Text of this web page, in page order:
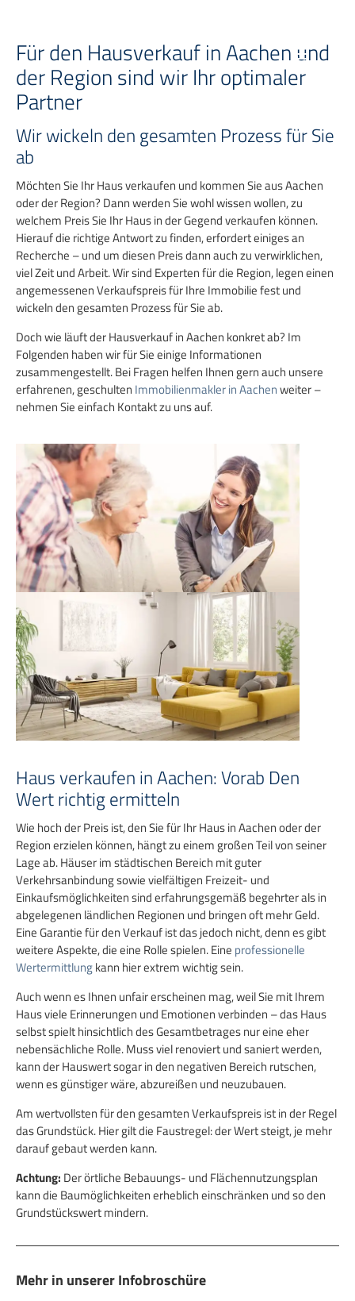
springenFür den Hausverkauf in Aachen und
der Region sind wir Ihr optimaler
Partner
Wir wickeln den gesamten Prozess für Sie
ab
Möchten Sie Ihr Haus verkaufen und kommen Sie aus Aachen
oder der Region? Dann werden Sie wohl wissen wollen, zu
welchem Preis Sie Ihr Haus in der Gegend verkaufen können.
Hierauf die richtige Antwort zu finden, erfordert einiges an
Recherche – und um diesen Preis dann auch zu verwirklichen,
viel Zeit und Arbeit. Wir sind Experten für die Region, legen einen
angemessenen Verkaufspreis für Ihre Immobilie fest und
wickeln den gesamten Prozess für Sie ab.
Doch wie läuft der Hausverkauf in Aachen konkret ab? Im
Folgenden haben wir für Sie einige Informationen
zusammengestellt. Bei Fragen helfen Ihnen gern auch unsere
erfahrenen, geschulten Immobilienmakler in Aachenweiter –
nehmen Sie einfach Kontakt zu uns auf.
Haus verkaufen in Aachen: Vorab Den
Wert richtig ermitteln
Wie hoch der Preis ist, den Sie für Ihr Haus in Aachen oder der
Region erzielen können, hängt zu einem großen Teil von seiner
Lage ab. Häuser im städtischen Bereich mit guter
Verkehrsanbindung sowie vielfältigen Freizeit- und
Einkaufsmöglichkeiten sind erfahrungsgemäß begehrter als in
abgelegenen ländlichen Regionen und bringen oft mehr Geld.
Eine Garantie für den Verkauf ist das jedoch nicht, denn es gibt
weitere Aspekte, die eine Rolle spielen. Eine professionelle
Wertermittlungkann hier extrem wichtig sein.
Auch wenn es Ihnen unfair erscheinen mag, weil Sie mit Ihrem
Haus viele Erinnerungen und Emotionen verbinden – das Haus
selbst spielt hinsichtlich des Gesamtbetrages nur eine eher
nebensächliche Rolle. Muss viel renoviert und saniert werden,
kann der Hauswert sogar in den negativen Bereich rutschen,
wenn es günstiger wäre, abzureißen und neuzubauen.
Am wertvollsten für den gesamten Verkaufspreis ist in der Regel
das Grundstück. Hier gilt die Faustregel: der Wert steigt, je mehr
darauf gebaut werden kann.
Achtung: Der örtliche Bebauungs- und Flächennutzungsplan
kann die Baumöglichkeiten erheblich einschränken und so den
Grundstückswert mindern.
Mehr in unserer Infobroschüre